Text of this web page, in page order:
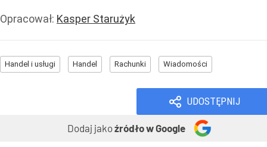
Opracował: Kasper Starużyk
Handel i usługi Handel Rachunki Wiadomości
UDOSTĘPNIJ
Dodaj jakoźródło w Google